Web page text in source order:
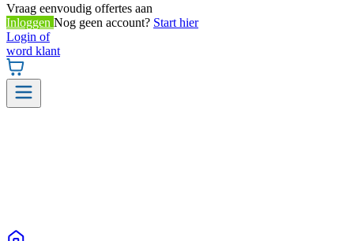
Vraag eenvoudig offertes aan
Inloggen Nog geen account? Start hier
Login of
word klant